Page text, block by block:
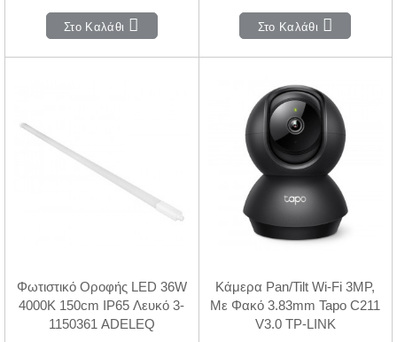
Στο Καλάθι Στο Καλάθι
Φωτιστικό Οροφής LED 36W
4000K 150cm IP65 Λευκό 3-
1150361 ADELEQ
Κάμερα Pan/Tilt Wi-Fi 3MP,
Με Φακό 3.83mm Tapo C211
V3.0 TP-LINK